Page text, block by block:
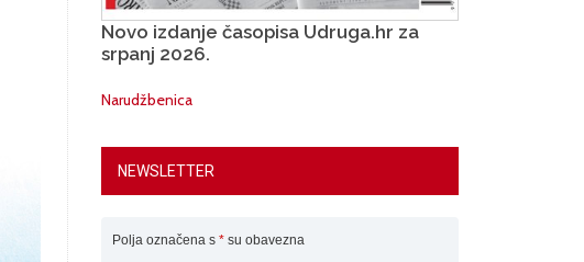
Novo izdanje časopisa Udruga.hr za
srpanj 2026.
Narudžbenica
NEWSLETTER
Polja označena s * su obavezna